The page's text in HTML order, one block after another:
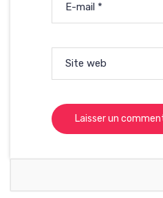
E-mail *
Site web